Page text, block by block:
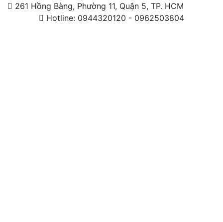
261 Hồng Bàng, Phường 11, Quận 5, TP. HCM
Hotline: 0944320120 - 0962503804